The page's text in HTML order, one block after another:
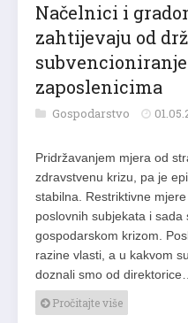
Načelnici i
zahtijevaju od
zaposlenicima
Gospodarstvo
Pridržavanjem mjera od
zdravstvenu krizu, pa je
stabilna. Restriktivne
poslovnih subjekata i
gospodarskom krizom.
razine vlasti, a u kakvom
doznali smo od
Pročitajte više